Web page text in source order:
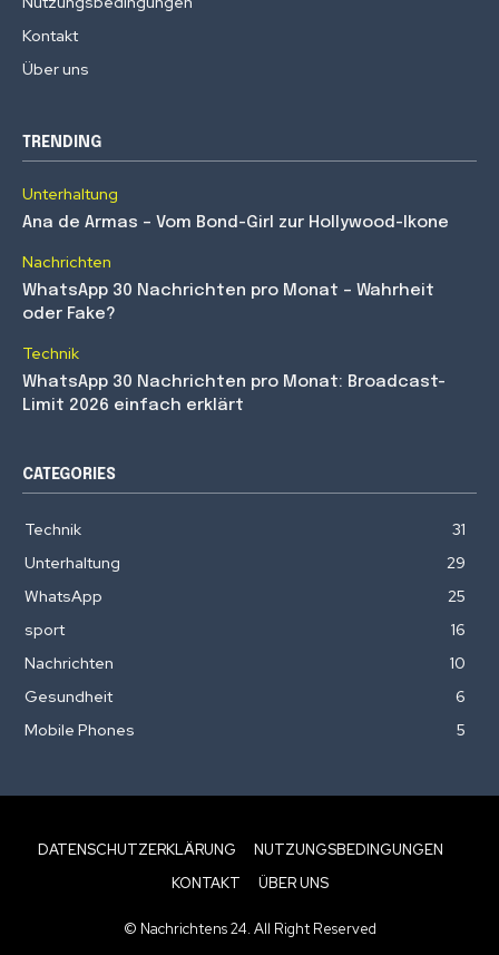
Kontakt
Über uns
TRENDING
Unterhaltung
Ana de Armas – Vom Bond-Girl zur Hollywood-Ikone
Nachrichten
WhatsApp 30 Nachrichten pro Monat – Wahrheit
oder Fake?
Technik
WhatsApp 30 Nachrichten pro Monat: Broadcast-
Limit 2026 einfach erklärt
CATEGORIES
Technik
31
Unterhaltung
29
WhatsApp
25
sport
16
Nachrichten
10
Gesundheit
6
Mobile Phones
5
DATENSCHUTZERKLÄRUNG
NUTZUNGSBEDINGUNGEN
KONTAKT
ÜBER UNS
© Nachrichtens 24. All Right Reserved